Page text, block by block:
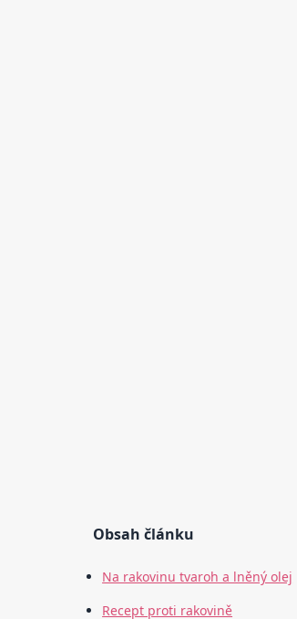
Obsah článku
Na rakovinu tvaroh a lněný olej
Recept proti rakovině